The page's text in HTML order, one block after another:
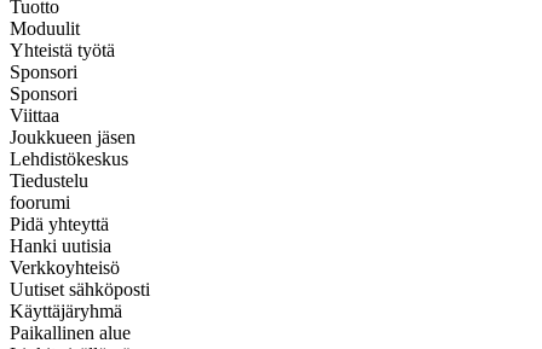
Tuotto
Moduulit
Yhteistä työtä
Sponsori
Sponsori
Viittaa
Joukkueen jäsen
Lehdistökeskus
Tiedustelu
foorumi
Pidä yhteyttä
Hanki uutisia
Verkkoyhteisö
Uutiset sähköposti
Käyttäjäryhmä
Paikallinen alue